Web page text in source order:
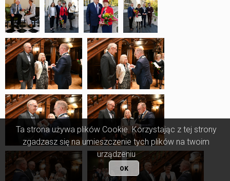
Ta strona używa plików Cookie. Korzystając z tej strony
zgadzasz się na umieszczenie tych plików na twoim
urządzeniu
OK